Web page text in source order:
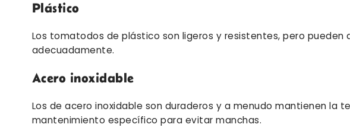
Plástico
Los tomatodos de plástico son ligeros y resistentes, pero pueden
adecuadamente.
Acero inoxidable
Los de acero inoxidable son duraderos y a menudo mantienen la
mantenimiento específico para evitar manchas.